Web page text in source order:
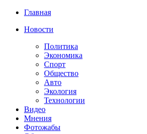
Главная
Новости
Политика
Экономика
Спорт
Общество
Авто
Экология
Технологии
Видео
Мнения
Фотожабы